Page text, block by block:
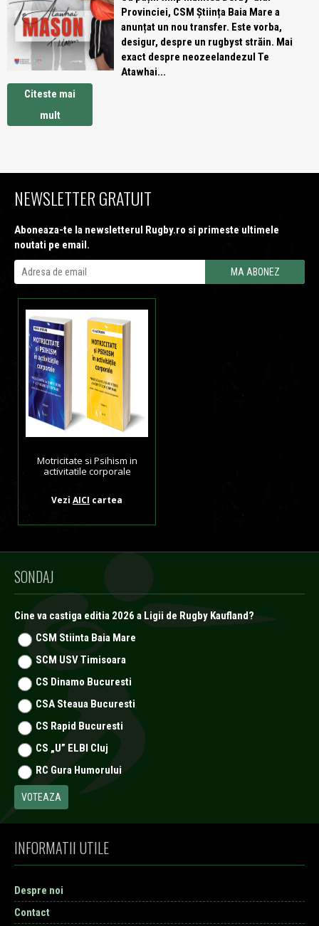
Provinciei, CSM Știința Baia Mare a
anunțat un nou transfer. Este vorba,
desigur, despre un rugbyst străin. Mai
exact despre neozeelandezul Te
Atawhai...
Citeste mai
mult
NEWSLETTER GRATUIT
Aboneaza-te la newsletterul Rugby.ro si primeste ultimele
noutati pe email.
Motricitate si Psihism in
activitatile corporale
Vezi AICI cartea
SONDAJ
Cine va castiga editia 2026 a Ligii de Rugby Kaufland?
CSM Stiinta Baia Mare
SCM USV Timisoara
CS Dinamo Bucuresti
CSA Steaua Bucuresti
CS Rapid Bucuresti
CS „U” ELBI Cluj
RC Gura Humorului
INFORMATII UTILE
Despre noi
Contact